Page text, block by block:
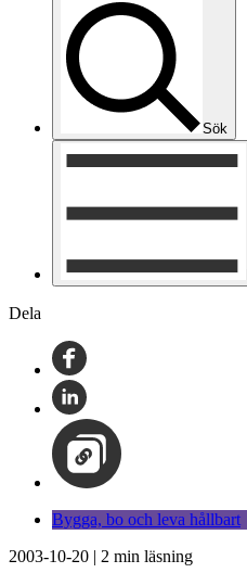
Sök
Dela
Bygga, bo och leva hållbart
2003-10-20 | 2 min läsning